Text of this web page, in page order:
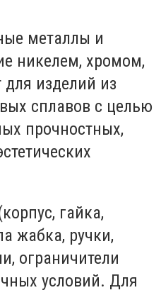
металлы и
никелем, хромом,
изделий из
сплавов с целью
прочностных,
гайка,
жабка, ручки,
ограничители
условий. Для